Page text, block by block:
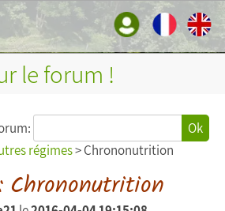
le forum !
Ok
régimes> Chrononutrition
Chrononutrition